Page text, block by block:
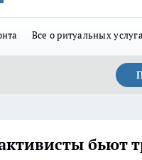
Все о ритуальных
бьют